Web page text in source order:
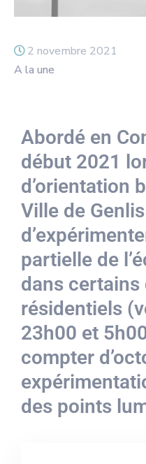
2 novembre 2021
A la une
Abordé en
début 2021
d’orientation
Ville de
partielle de
dans
résidentiels
23h00 et
compter
des points